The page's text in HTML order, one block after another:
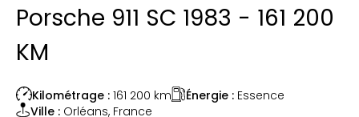
Porsche 911 SC 1983 - 161 200
KM
Kilométrage : 161 200 km Énergie : Essence
Ville : Orléans, France